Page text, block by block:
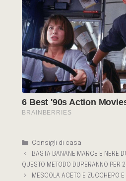
Categorie
Consigli di casa
BASTA BANANE MARCE E NERE
QUESTO METODO DURERANNO PER 2
MESCOLA ACETO E ZUCCHERO E